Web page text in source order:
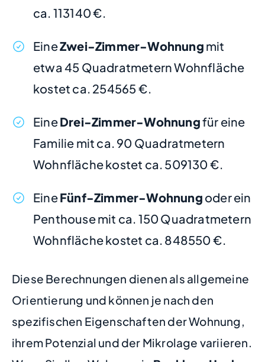
ca. 113140 €.
EineZwei-Zimmer-Wohnung mit
etwa 45 Quadratmetern Wohnfläche
kostet ca. 254565 €.
EineDrei-Zimmer-Wohnungfür eine
Familie mit ca. 90 Quadratmetern
Wohnfläche kostet ca. 509130 €.
EineFünf-Zimmer-Wohnung oder ein
Penthouse mit ca. 150 Quadratmetern
Wohnfläche kostet ca. 848550 €.
Diese Berechnungen dienen als allgemeine
Orientierung und können je nach den
spezifischen Eigenschaften der Wohnung,
ihrem Potenzial und der Mikrolage variieren.